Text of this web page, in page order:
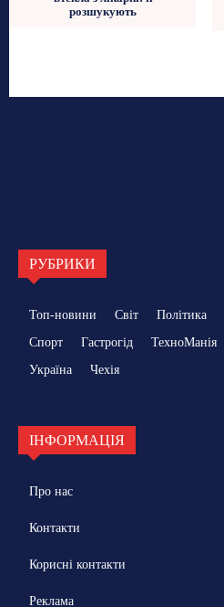
розшукують
РУБРИКИ
Топ-новини Світ Політика
Спорт
Гастрогід ТехноМанія
Україна
Чехія
ІНФОРМАЦІЯ
Про нас
Контакти
Корисні контакти
Реклама